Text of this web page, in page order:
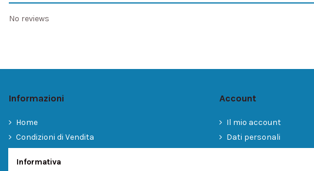
No reviews
Informazioni
Home
Condizioni di Vendita
Cookies
Account
Il mio account
Dati personali
Informativa